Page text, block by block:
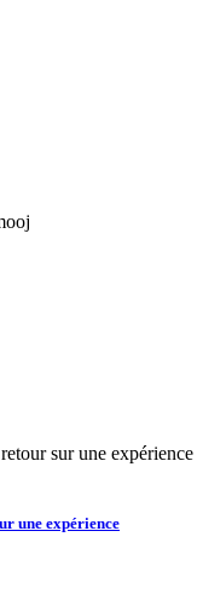
une expérience